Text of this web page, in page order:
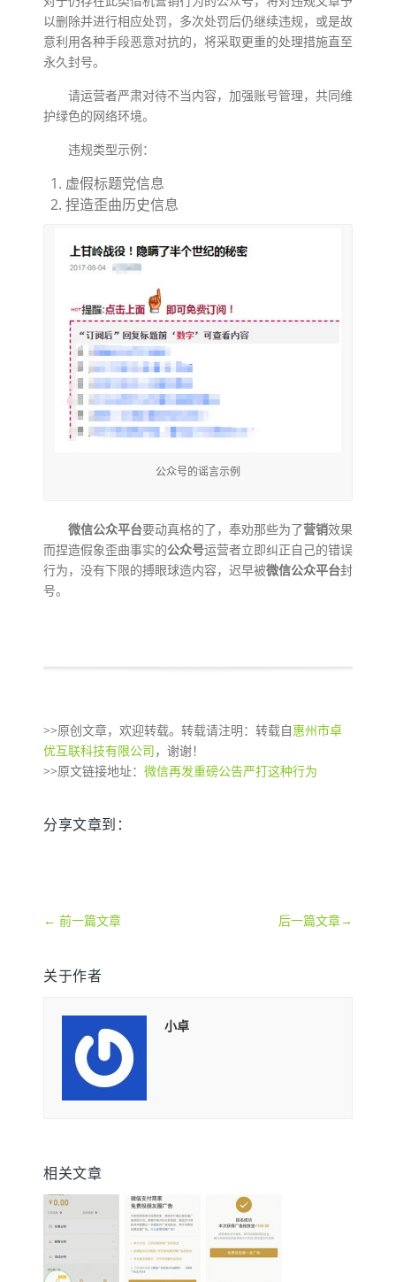
以删除并进行相应处罚，多次处罚后仍继续违规，或是故
意利用各种手段恶意对抗的，将采取更重的处理措施直至
永久封号。
请运营者严肃对待不当内容，加强账号管理，共同维
护绿色的网络环境。
违规类型示例：
虚假标题党信息
捏造歪曲历史信息
公众号的谣言示例
微信公众平台要动真格的了，奉劝那些为了营销效果
而捏造假象歪曲事实的公众号运营者立即纠正自己的错误
行为，没有下限的搏眼球造内容，迟早被微信公众平台封
号。
>>原创文章，欢迎转载。转载请注明：转载自惠州市卓
优互联科技有限公司，谢谢！
>>原文链接地址： 微信再发重磅公告严打这种行为
分享文章到：
← 前一篇文章 后一篇文章→
关于作者
小卓
相关文章